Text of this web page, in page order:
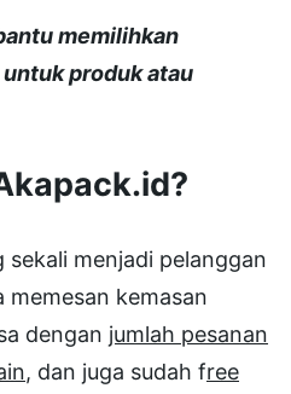
memilihkan
produk atau
sekali menjadi pelanggan
memesan kemasan
dengan jumlah pesanan
, dan juga sudah free